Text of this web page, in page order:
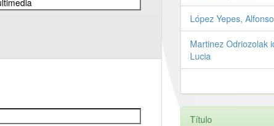
López Yepes, Alfonso
Martinez Odriozolak
Lucia
Título